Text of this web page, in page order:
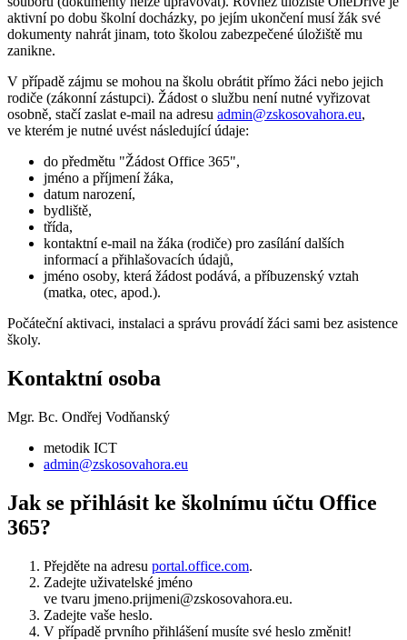
aktivní po dobu školní docházky, po jejím ukončení musí žák své
dokumenty nahrát jinam, toto školou zabezpečené úložiště mu
zanikne.
V případě zájmu se mohou na školu obrátit přímo žáci nebo jejich
rodiče (zákonní zástupci). Žádost o službu není nutné vyřizovat
osobně, stačí zaslat e-mail na adresu admin@zskosovahora.eu,
ve kterém je nutné uvést následující údaje:
do předmětu "Žádost Office 365",
jméno a příjmení žáka,
datum narození,
bydliště,
třída,
kontaktní e-mail na žáka (rodiče) pro zasílání dalších
informací a přihlašovacích údajů,
jméno osoby, která žádost podává, a příbuzenský vztah
(matka, otec, apod.).
Počáteční aktivaci, instalaci a správu provádí žáci sami bez asistence
školy.
Kontaktní osoba
Mgr. Bc. Ondřej Vodňanský
metodik ICT
admin@zskosovahora.eu
Jak se přihlásit ke školnímu účtu Office
365?
Přejděte na adresu portal.office.com.
Zadejte uživatelské jméno
ve tvaru jmeno.prijmeni@zskosovahora.eu.
Zadejte vaše heslo.
V případě prvního přihlášení musíte své heslo změnit!